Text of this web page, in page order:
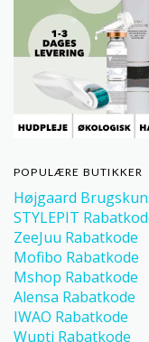
POPULÆRE BUTIKKER
Højgaard
STYLEPIT
ZeeJuu Rabatkode
Mofibo Rabatkode
Mshop Rabatkode
Alensa Rabatkode
IWAO Rabatkode
Wupti Rabatkode